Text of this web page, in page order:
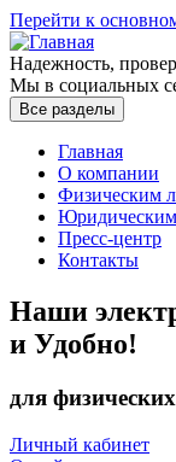
Перейти к
Надежность,
Мы в социальных
Все разделы
Главная
О компании
Физическим
Пресс-центр
Контакты
Наши
и Удобно!
для
Личный кабинет